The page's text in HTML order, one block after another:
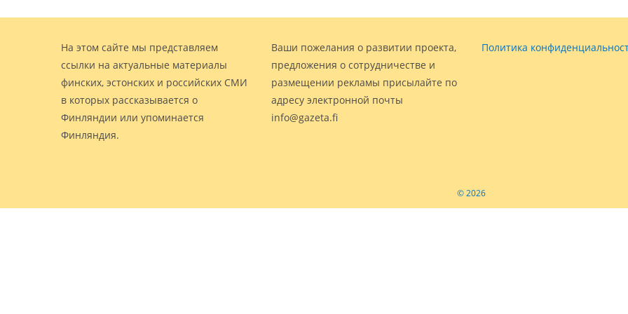
На этом сайте мы представляем
ссылки на актуальные материалы
финских, эстонских и российских СМИ
в которых рассказывается о
Финляндии или упоминается
Финляндия.
Ваши пожелания о развитии проекта,
предложения о сотрудничестве и
размещении рекламы присылайте по
адресу электронной почты
info@gazeta.fi
Политика
© 2026